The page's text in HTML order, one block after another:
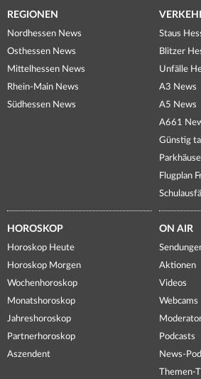
REGIONEN
Nordhessen News
Osthessen News
Mittelhessen News
Rhein-Main News
Südhessen News
Staus
Blitzer
Unfälle
A3 News
A5 News
A661
Günstig
Flugplan
HOROSKOP
Horoskop Heute
Horoskop Morgen
Wochenhoroskop
Monatshoroskop
Jahreshoroskop
Partnerhoroskop
Aszendent
ON AIR
Aktionen
Videos
Webcams
Podcasts
News-
Themen-